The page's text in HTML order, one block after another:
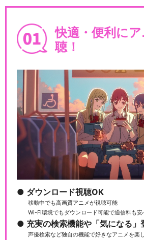
快適・便利に
聴！
ダウンロード視聴OK
移動中でも高画質アニメが視聴可能
Wi-Fi環境でもダウンロード可能で通信料も安
充実の検索機能や「気になる」
声優検索など独自の機能で好きなアニメを楽